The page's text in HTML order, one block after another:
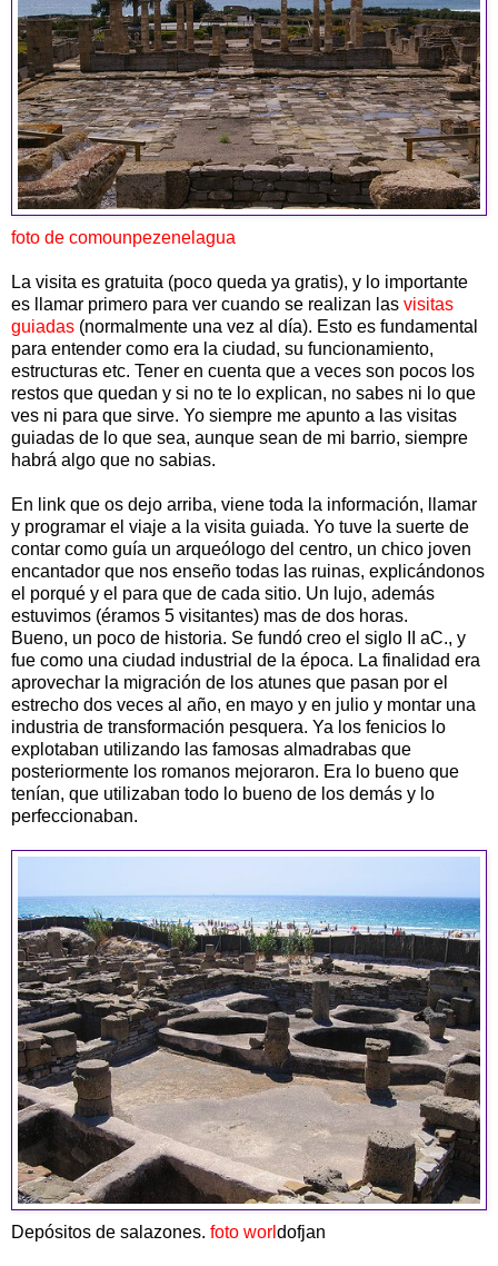
foto de comounpezenelagua
La visita es gratuita (poco queda ya gratis), y lo importante
es llamar primero para ver cuando se realizan las visitas
guiadas (normalmente una vez al día). Esto es fundamental
para entender como era la ciudad, su funcionamiento,
estructuras etc. Tener en cuenta que a veces son pocos los
restos que quedan y si no te lo explican, no sabes ni lo que
ves ni para que sirve. Yo siempre me apunto a las visitas
guiadas de lo que sea, aunque sean de mi barrio, siempre
habrá algo que no sabias.
En link que os dejo arriba, viene toda la información, llamar
y programar el viaje a la visita guiada. Yo tuve la suerte de
contar como guía un arqueólogo del centro, un chico joven
encantador que nos enseño todas las ruinas, explicándonos
el porqué y el para que de cada sitio. Un lujo, además
estuvimos (éramos 5 visitantes) mas de dos horas.
Bueno, un poco de historia. Se fundó creo el siglo II aC., y
fue como una ciudad industrial de la época. La finalidad era
aprovechar la migración de los atunes que pasan por el
estrecho dos veces al año, en mayo y en julio y montar una
industria de transformación pesquera. Ya los fenicios lo
explotaban utilizando las famosas almadrabas que
posteriormente los romanos mejoraron. Era lo bueno que
tenían, que utilizaban todo lo bueno de los demás y lo
perfeccionaban.
Depósitos de salazones. foto worl dofjan